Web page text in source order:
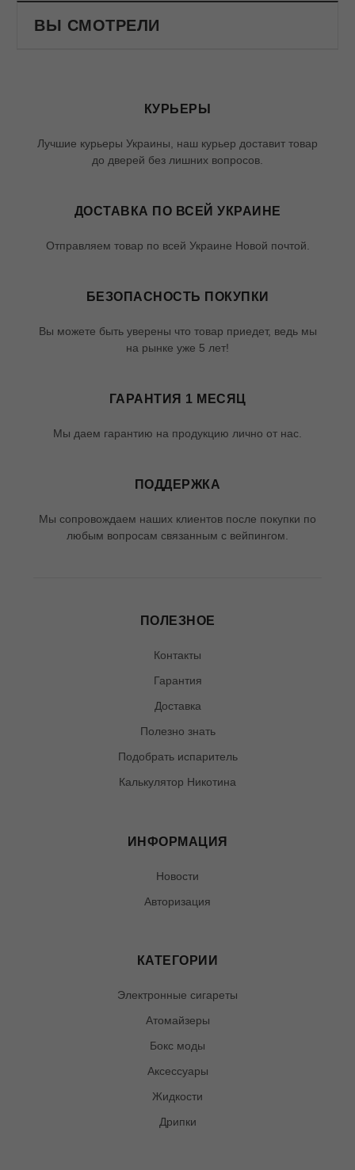
ВЫ СМОТРЕЛИ
КУРЬЕРЫ
Лучшие курьеры Украины, наш курьер доставит товар
до дверей без лишних вопросов.
ДОСТАВКА ПО ВСЕЙ УКРАИНЕ
Отправляем товар по всей Украине Новой почтой.
БЕЗОПАСНОСТЬ ПОКУПКИ
Вы можете быть уверены что товар приедет, ведь мы
на рынке уже 5 лет!
ГАРАНТИЯ 1 МЕСЯЦ
Мы даем гарантию на продукцию лично от нас.
ПОДДЕРЖКА
Мы сопровождаем наших клиентов после покупки по
любым вопросам связанным с вейпингом.
ПОЛЕЗНОЕ
Контакты
Гарантия
Доставка
Полезно знать
Подобрать испаритель
Калькулятор Никотина
ИНФОРМАЦИЯ
Новости
Авторизация
КАТЕГОРИИ
Электронные сигареты
Атомайзеры
Бокс моды
Аксессуары
Жидкости
Дрипки